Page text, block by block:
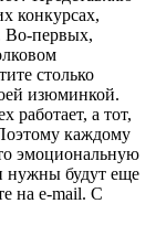
конкурсах,
Во-первых,
столько
изюминкой.
работает, а тот,
каждому
эмоциональную
нужны будут еще
на e-mail. С